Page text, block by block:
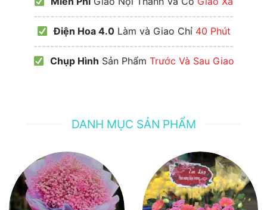
------------------------------------------------
Điện Hoa 4.0Làm và Giao Chỉ 40 Phút
------------------------------------------------
Chụp Hình Sản Phẩm Trước Và Sau Giao
DANH MỤC SẢN PHẨM